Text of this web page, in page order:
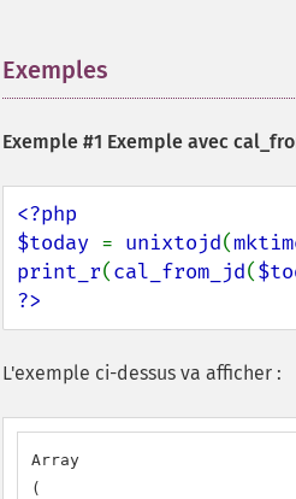
Exemples
Exemple #1 Exemple avec
<?php
$today = unixtojd(
print_r(cal_from_jd(
?>
L'exemple ci-dessus va afficher :
Array
(